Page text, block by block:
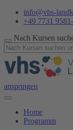
info@vhs-
+49 7731
Nach Kursen
anspringen
Home
Programm